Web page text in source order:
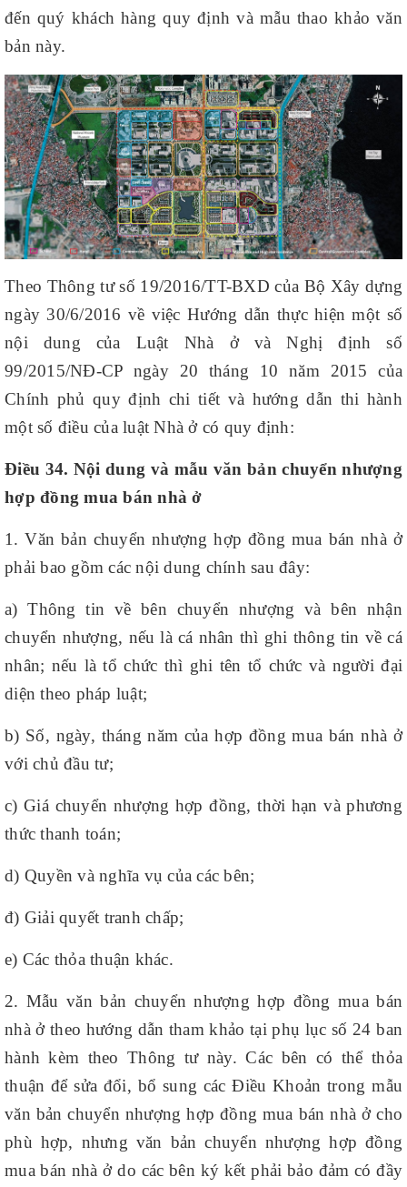
đến quý khách hàng quy định và mẫu thao khảo văn
bản này.
Theo Thông tư số 19/2016/TT-BXD của Bộ Xây dựng
ngày 30/6/2016 về việc Hướng dẫn thực hiện một số
nội dung của Luật Nhà ở và Nghị định số
99/2015/NĐ-CP ngày 20 tháng 10 năm 2015 của
Chính phủ quy định chi tiết và hướng dẫn thi hành
một số điều của luật Nhà ở có quy định:
Điều 34. Nội dung và mẫu văn bản chuyển nhượng
hợp đồng mua bán nhà ở
1. Văn bản chuyển nhượng hợp đồng mua bán nhà ở
phải bao gồm các nội dung chính sau đây:
a) Thông tin về bên chuyển nhượng và bên nhận
chuyển nhượng, nếu là cá nhân thì ghi thông tin về cá
nhân; nếu là tổ chức thì ghi tên tổ chức và người đại
diện theo pháp luật;
b) Số, ngày, tháng năm của hợp đồng mua bán nhà ở
với chủ đầu tư;
c) Giá chuyển nhượng hợp đồng, thời hạn và phương
thức thanh toán;
d) Quyền và nghĩa vụ của các bên;
đ) Giải quyết tranh chấp;
e) Các thỏa thuận khác.
2. Mẫu văn bản chuyển nhượng hợp đồng mua bán
nhà ở theo hướng dẫn tham khảo tại phụ lục số 24 ban
hành kèm theo Thông tư này. Các bên có thể thỏa
thuận để sửa đổi, bổ sung các Điều Khoản trong mẫu
văn bản chuyển nhượng hợp đồng mua bán nhà ở cho
phù hợp, nhưng văn bản chuyển nhượng hợp đồng
mua bán nhà ở do các bên ký kết phải bảo đảm có đầy